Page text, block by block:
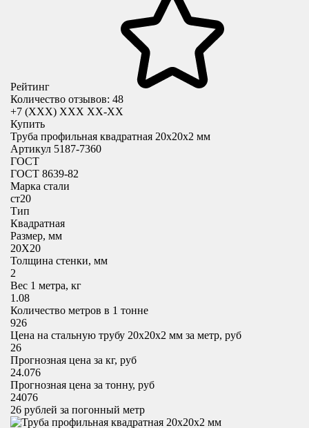
Рейтинг
Количество отзывов: 48
+7 (XXX) ХХХ ХХ-ХХ
Купить
Труба профильная квадратная 20x20х2 мм
Артикул 5187-7360
ГОСТ
ГОСТ 8639-82
Марка стали
ст20
Тип
Квадратная
Размер, мм
20X20
Толщина стенки, мм
2
Вес 1 метра, кг
1.08
Количество метров в 1 тонне
926
Цена на стальную трубу 20x20х2 мм за метр, руб
26
Прогнозная цена за кг, руб
24.076
Прогнозная цена за тонну, руб
24076
26 рублей за погонный метр